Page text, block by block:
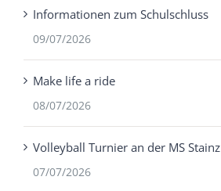
Informationen zum Schulschluss
09/07/2026
Make life a ride
08/07/2026
Volleyball Turnier an der MS Stainz
07/07/2026